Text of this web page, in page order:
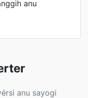
anu
anu sayogi